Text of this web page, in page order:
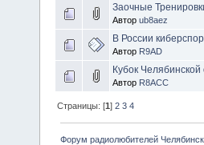
Заочные
Автор ub8aez
В России
Автор R9AD
Кубок
Автор R8ACC
Страницы: [1]2 3 4
Форум радиолюбителей